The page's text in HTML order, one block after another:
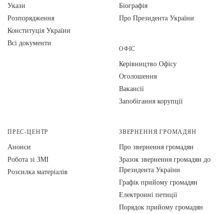
Укази
Розпорядження
Конституція України
Всі документи
Біографія
Про Президента України
ОФІС
Керівництво Офісу
Оголошення
Вакансії
Запобігання корупції
ПРЕС-ЦЕНТР
Анонси
Робота зі ЗМІ
Розсилка матеріалів
ЗВЕРНЕННЯ ГРОМАДЯН
Про звернення громадян
Зразок звернення громадян до
Президента України
Графік прийому громадян
Електронні петиції
Порядок прийому громадян